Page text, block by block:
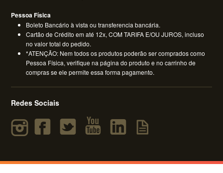
Pessoa Física
Boleto Bancário à vista ou transferencia bancária.
Cartão de Crédito em até 12x, COM TARIFA E/OU JUROS, incluso
no valor total do pedido.
*ATENÇÃO: Nem todos os produtos poderão ser comprados como
Pessoa Física, verifique na página do produto e no carrinho de
compras se ele permite essa forma pagamento.
Redes Sociais